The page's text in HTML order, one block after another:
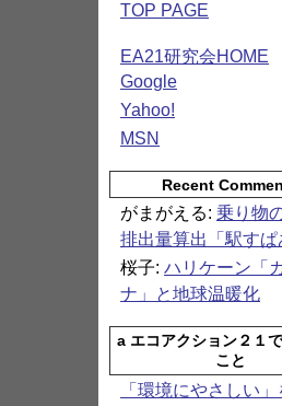
TOP PAGE
EA21研究会HOME
Google
Yahoo!
MSN
Recent
がまがえる: 乗り物
排出量算出「駅すぱ
桜子: ハリケーン「
ナ」と地球温暖化
a エコアクション２１
こと
「環境にやさしい」